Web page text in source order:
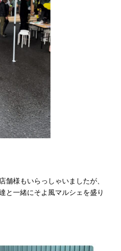
舗様もいらっしゃいましたが、
と一緒にそよ風マルシェを盛り